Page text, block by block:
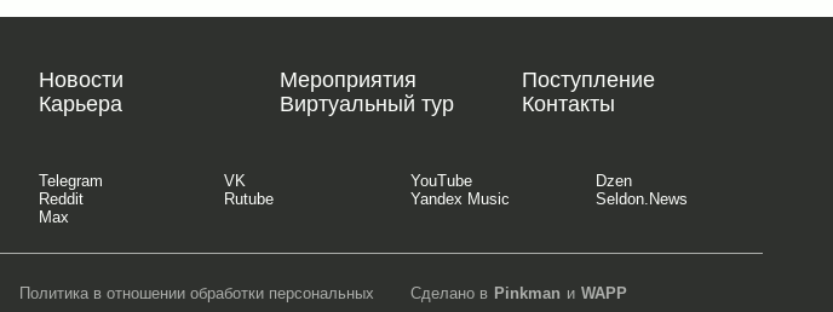
Новости Мероприятия
Поступление
Карьера
Виртуальный тур Контакты
Telegram VK YouTube
Dzen
Reddit
Rutube Yandex Music
Seldon.News
Max
Политика в отношении обработки персональных
Сделано в Pinkman и WAPP